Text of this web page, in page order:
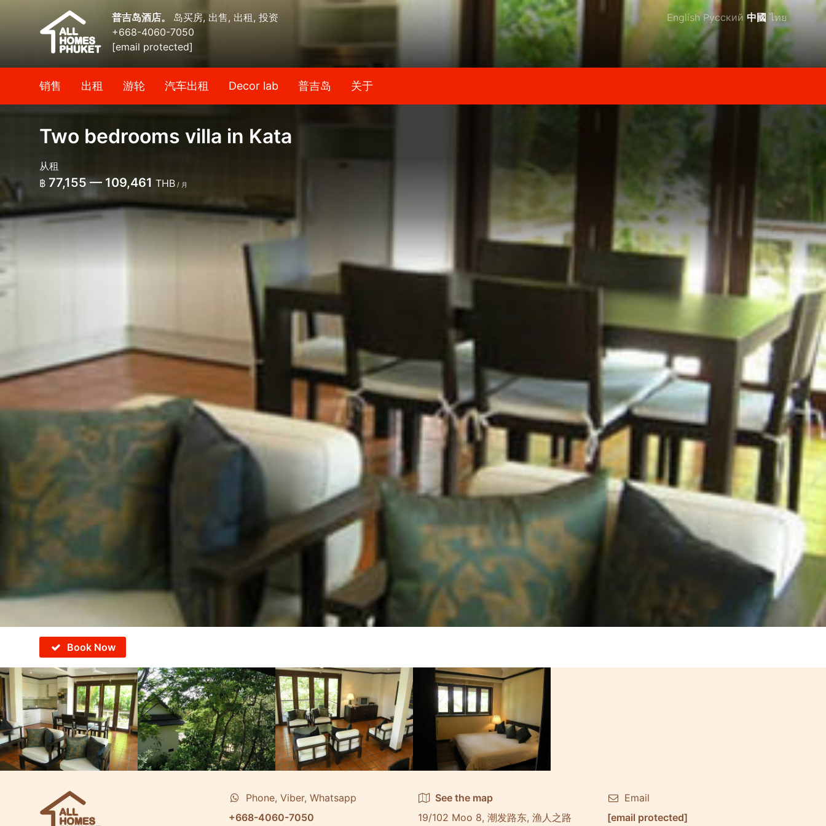
普吉岛酒店。 岛买房, 出售, 出租, 投资
+668-4060-7050
[email protected]
English Русский 中國 ไทย
销售 出租 游轮 汽车出租 Decor lab 普吉岛 关于
Two bedrooms villa in Kata
从租
฿ 77,155 — 109,461 THB / 月
Book Now
Phone, Viber, Whatsapp
+668-4060-7050
See the map
19/102 Moo 8, 潮发路东, 渔人之路
Email
[email protected]